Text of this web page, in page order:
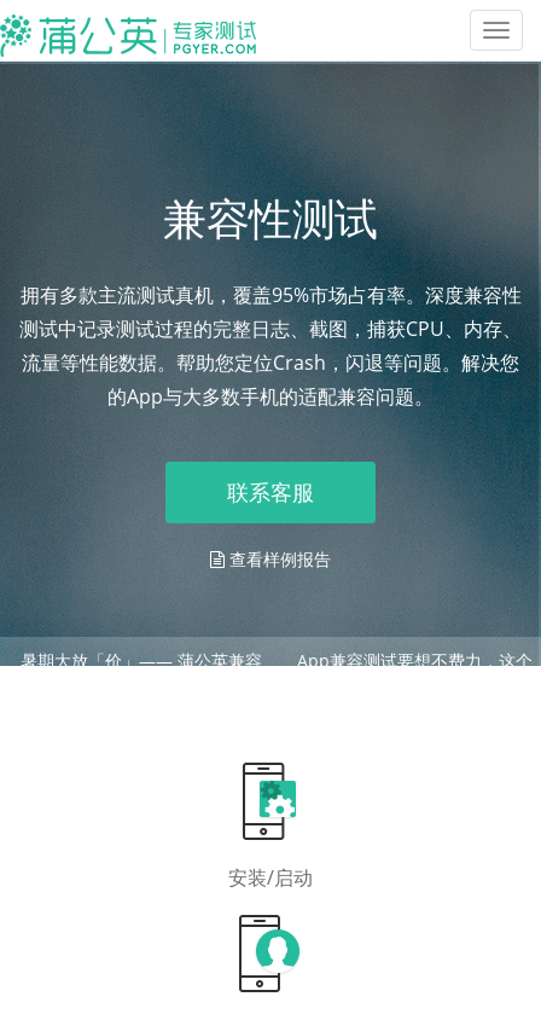
兼容性测试
拥有多款主流测试真机，覆盖95%市场占有率。深度兼容性
测试中记录测试过程的完整日志、截图，捕获CPU、内存、
流量等性能数据。帮助您定位Crash，闪退等问题。解决您
的App与大多数手机的适配兼容问题。
联系客服
查看样例报告
暑期大放「价」—— 蒲公英兼容
App兼容测试要想不费力，这个
安装/启动